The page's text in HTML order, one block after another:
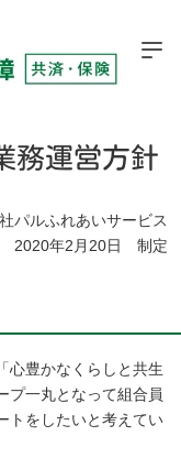
務運営方針
パルふれあいサービス
2020年2月20日 制定
心豊かなくらしと共生
プ一丸となって組合員
トをしたいと考えてい